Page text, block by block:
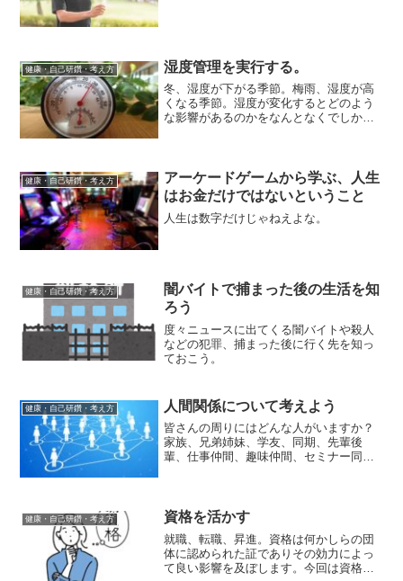
健康・自己研鑽・考え方 湿度管理を実行する。
冬、湿度が下がる季節。梅雨、湿度が高
くなる季節。湿度が変化するとどのよう
な影響があるのかをなんとなくでしかわ
健康・自己研鑽・考え方
アーケードゲームから学ぶ、人生
はお金だけではないということ
人生は数字だけじゃねえよな。
健康・自己研鑽・考え方
闇バイトで捕まった後の生活を知
ろう
度々ニュースに出てくる闇バイトや殺人
などの犯罪、捕まった後に行く先を知っ
ておこう。
健康・自己研鑽・考え方 人間関係について考えよう
皆さんの周りにはどんな人がいますか？
家族、兄弟姉妹、学友、同期、先輩後
輩、仕事仲間、趣味仲間、セミナー同
関係について私の意見を書かせ...
健康・自己研鑽・考え方 資格を活かす
就職、転職、昇進。資格は何かしらの団
体に認められた証でありその効力によっ
て良い影響を及ぼします。今回は資格そ